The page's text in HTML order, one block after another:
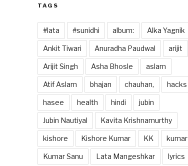
TAGS
#lata #sunidhi album: Alka Yagnik
Ankit Tiwari Anuradha Paudwal arijit
Arijit Singh Asha Bhosle aslam
Atif Aslam bhajan chauhan, hacks
hasee health hindi jubin
Jubin Nautiyal Kavita Krishnamurthy
kishore Kishore Kumar KK kumar
Kumar Sanu Lata Mangeshkar lyrics